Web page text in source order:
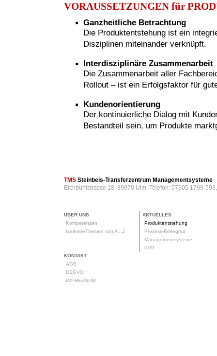
VORAUSSETZUNGEN für
Ganzheitliche Betrachtung
Die Produktentstehung ist ein
Disziplinen miteinander verknüpft.
Interdisziplinäre Zusammenarbeit
Die Zusammenarbeit aller
Rollout – ist ein Erfolgsfaktor für
Kundenorientierung
Der kontinuierliche Dialog mit
Bestandteil sein, um Produkte
TMS Steinbeis-Transferzentrum Managementsysteme
Eichbühlstrasse 18, 89079 Ulm, Telefon: 07305 1799-
ÜBER UNS
Kompetenzen
konkreteThemen von A...Z
AKTUELLES
Produktentstehung
Prozess-Reifegrad
Managementsysteme
KVP
KONTAKT
AGB
DSGVO
IMPRESSUM